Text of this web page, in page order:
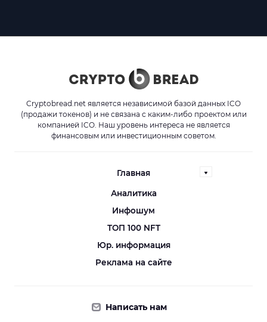
Cryptobread.net является независимой базой данных ICO
(продажи токенов) и не связана с каким-либо проектом или
компанией ICO. Наш уровень интереса не является
финансовым или инвестиционным советом.
Главная
Аналитика
Инфошум
ТОП 100 NFT
Юр. информация
Реклама на сайте
Написать нам